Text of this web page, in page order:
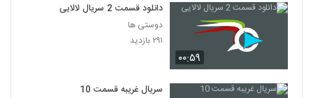
۰۰:۵۹
دانلود قسمت 2 سریال لالایی
دوستی ها
۲۹۱ بازدید
سریال غریبه قسمت 10